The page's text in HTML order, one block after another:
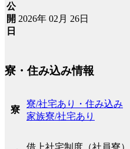
公
開
日
2026年 02月 26日
寮・住み込み情報
寮
寮/社宅あり・住み込み
家族寮/社宅あり